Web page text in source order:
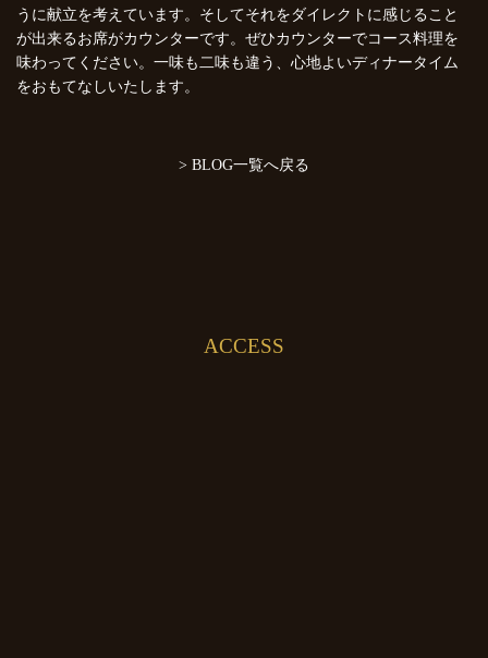
うに献立を考えています。そしてそれをダイレクトに感じること
が出来るお席がカウンターです。ぜひカウンターでコース料理を
味わってください。一味も二味も違う、心地よいディナータイム
をおもてなしいたします。
> BLOG一覧へ戻る
ACCESS